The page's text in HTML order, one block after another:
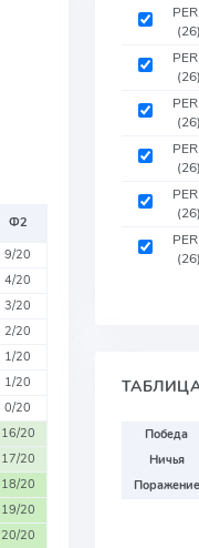
Ф2
9/20
4/20
3/20
2/20
1/20
1/20
0/20
16/20
17/20
18/20
19/20
20/20
(26)
(26)
(26)
(26)
(26)
(26)
Победа
Ничья
Поражение